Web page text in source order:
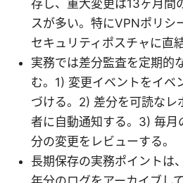
存し、重大変更は13ヶ月間
スが多い。特にVPNポリシ
セキュリティポスチャに直
実務では差分監査を定期的
む。1) 変更イベントをイベ
づける。2) 差分を可読なレ
者に自動通知する。3) 毎月
分の変更をレビューする。
長期保存の実務ポイントは